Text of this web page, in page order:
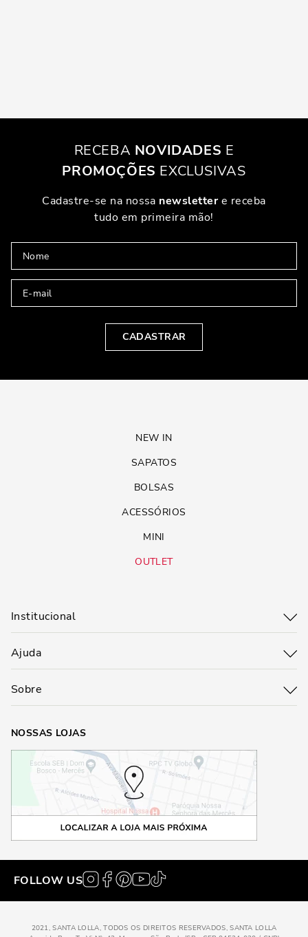
RECEBA NOVIDADES E
PROMOÇÕES EXCLUSIVAS
Cadastre-se na nossa newslettere receba
tudo em primeira mão!
CADASTRAR
NEW IN
SAPATOS
BOLSAS
ACESSÓRIOS
MINI
OUTLET
Institucional
Ajuda
Sobre
NOSSAS LOJAS
FOLLOW US
2021, SANTA LOLLA, TODOS OS DIREITOS RESERVADOS, SANTA LOLLA